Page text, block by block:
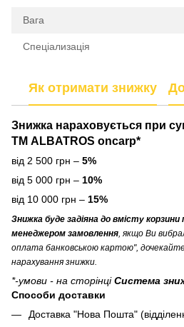
Вага
Спеціализація
Як отримати знижку
Знижка нараховується при
ТМ ALBATROS oncarp*
від 2 500 грн – 5%
від 5 000 грн – 10%
від 10 000 грн – 15%
Знижка буде задіяна до вмісту корзини
менеджером замовлення , якщо Ви
оплата банковською картою",
нарахування знижки.
*-умови - на сторінціСистема
Способи доставки
Доставка "Нова Пошта"